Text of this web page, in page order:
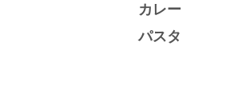
カレー
パスタ